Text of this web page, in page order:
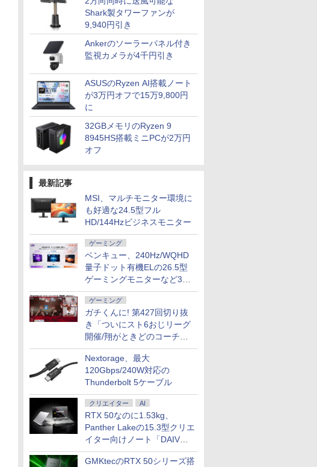
Shark製タワーファンが
9,940円引き
Ankerのソーラーパネル付き
監視カメラが4千円引き
ASUSのRyzen AI搭載ノート
が3万円オフで15万9,800円
に
32GBメモリのRyzen 9
8945HS搭載ミニPCが2万円
オフ
最新記事
MSI、マルチモニター環境に
も好適な24.5型フル
HD/144Hzビジネスモニター
ゲーミング
ベンキュー、240Hz/WQHD
量子ドット有機ELの26.5型
ゲーミングモニターなど3機
種
ゲーミング
ガチくんに! 第427回切り抜
き「ついにスト6おじリーグ
開催/翔がときどのコーチ就
任など」
Nextorage、最大
120Gbps/240W対応の
Thunderbolt 5ケーブル
クリエイター AI
RTX 50なのに1.53kg、
Panther Lakeの15.3型クリエ
イター向けノート「DAIV
Z5」
GMKtecのRTX 50シリーズ搭